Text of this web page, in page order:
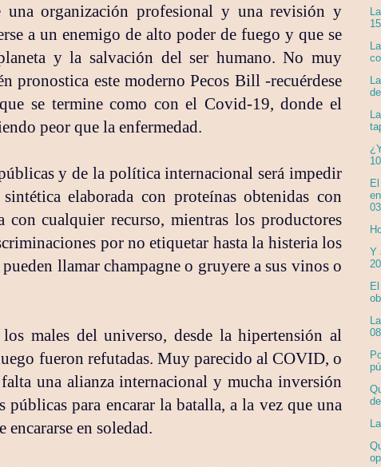
una organización profesional y una revisión y
a un enemigo de alto poder de fuego y que se
y la salvación del ser humano. No muy
pronostica este moderno Pecos Bill -recuérdese
se termine como con el Covid-19, donde el
peor que la enfermedad.
y de la política internacional será impedir
elaborada con proteínas obtenidas con
con cualquier recurso, mientras los productores
por no etiquetar hasta la histeria los
llamar champagne o gruyere a sus vinos o
males del universo, desde la hipertensión al
fueron refutadas. Muy parecido al COVID, o
una alianza internacional y mucha inversión
para encarar la batalla, a la vez que una
en soledad.
Y